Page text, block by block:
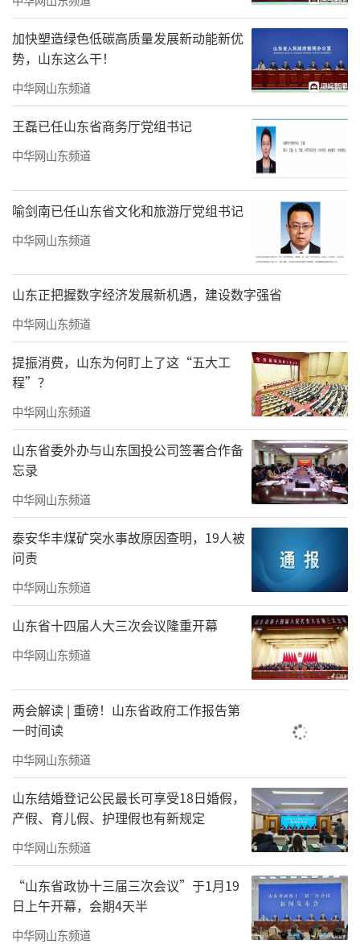
可染丹青艺术家汇客厅
从大桥南侧弄堂向东进去不远，就是“可
染丹青”所在的两栋清末老宅。穿过布满绿
植、饰物、挂画的前厅，进入内宅，各个空间
都坐满了聚会聊天的客人。
整个空间包含了艺术、咖啡、器物、服装
设计、图书等，几乎每个区域都布满了艺术作
品。
加快塑造绿色低碳高质量发展新动能新优
势，山东这么干！
中华网山东频道
王磊已任山东省商务厅党组书记
中华网山东频道
喻剑南已任山东省文化和旅游厅党组书记
中华网山东频道
山东正把握数字经济发展新机遇，建设数字强省
中华网山东频道
提振消费，山东为何盯上了这“五大工
程”？
中华网山东频道
山东省委外办与山东国投公司签署合作备
忘录
中华网山东频道
泰安华丰煤矿突水事故原因查明，19人被
问责
中华网山东频道
山东省十四届人大三次会议隆重开幕
中华网山东频道
两会解读 | 重磅！山东省政府工作报告第
一时间读
中华网山东频道
山东结婚登记公民最长可享受18日婚假，
产假、育儿假、护理假也有新规定
中华网山东频道
“山东省政协十三届三次会议”于1月19
日上午开幕，会期4天半
中华网山东频道